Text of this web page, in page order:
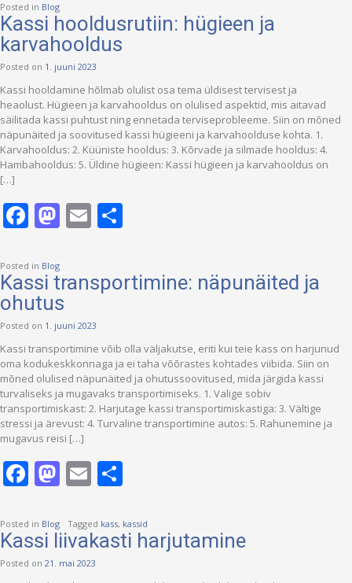
Posted in Blog
Kassi hooldusrutiin: hügieen ja
karvahooldus
Posted on 1. juuni 2023
Kassi hooldamine hõlmab olulist osa tema üldisest tervisest ja
heaolust. Hügieen ja karvahooldus on olulised aspektid, mis aitavad
säilitada kassi puhtust ning ennetada terviseprobleeme. Siin on mõned
näpunäited ja soovitused kassi hügieeni ja karvahoolduse kohta. 1.
Karvahooldus: 2. Küüniste hooldus: 3. Kõrvade ja silmade hooldus: 4.
Hambahooldus: 5. Üldine hügieen: Kassi hügieen ja karvahooldus on
[…]
Facebook
Mastodon
Email
Posted in Blog
Kassi transportimine: näpunäited ja
ohutus
Posted on 1. juuni 2023
Kassi transportimine võib olla väljakutse, eriti kui teie kass on harjunud
oma kodukeskkonnaga ja ei taha võõrastes kohtades viibida. Siin on
mõned olulised näpunäited ja ohutussoovitused, mida järgida kassi
turvaliseks ja mugavaks transportimiseks. 1. Valige sobiv
transportimiskast: 2. Harjutage kassi transportimiskastiga: 3. Vältige
stressi ja ärevust: 4. Turvaline transportimine autos: 5. Rahunemine ja
mugavus reisi […]
Facebook
Mastodon
Email
Posted in Blog Tagged kass, kassid
Kassi liivakasti harjutamine
Posted on 21. mai 2023